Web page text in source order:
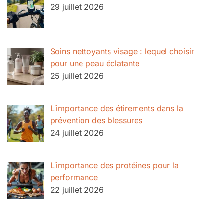
29 juillet 2026
Soins nettoyants visage : lequel choisir
pour une peau éclatante
25 juillet 2026
L’importance des étirements dans la
prévention des blessures
24 juillet 2026
L’importance des protéines pour la
performance
22 juillet 2026